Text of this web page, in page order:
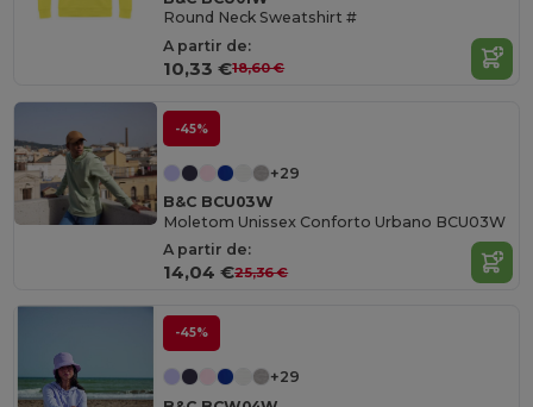
Round Neck Sweatshirt #
A partir de:
10,33 €18,60 €
-45%
+29
B&C BCU03W
Moletom Unissex Conforto Urbano BCU03W
A partir de:
14,04 €25,36 €
-45%
+29